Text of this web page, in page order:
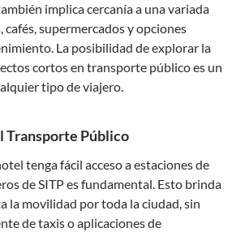
implica cercanía a una variada
supermercados y opciones
La posibilidad de explorar la
cortos en transporte público es un
tipo de viajero.
Transporte Público
tenga fácil acceso a estaciones de
de SITP es fundamental. Esto brinda
la movilidad por toda la ciudad, sin
de taxis o aplicaciones de